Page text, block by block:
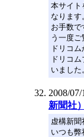
本サイト
なります
お手数で
う一度ご
ドリコ
ドリコ
いまし
2008/07/
新聞社）
虚構新聞
いつも弊